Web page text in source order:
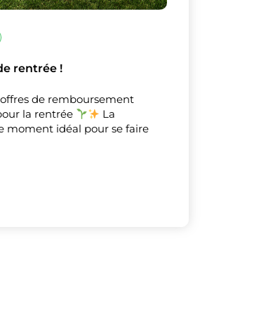
XMasquer le bandeau
rentrée !
de remboursement
la rentrée
La
moment idéal pour se faire